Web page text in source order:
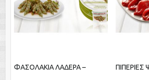
ΦΑΣΟΛΑΚΙΑ ΛΑΔΕΡΑ –